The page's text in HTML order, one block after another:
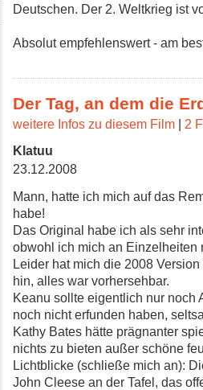
Deutschen. Der 2. Weltkrieg ist
Absolut empfehlenswert - am
Der Tag, an dem die
weitere Infos zu diesem Film | 2
Klatuu
23.12.2008
Mann, hatte ich mich auf das
habe!
Das Original habe ich als sehr
obwohl ich mich an Einzelheiten
Leider hat mich die 2008
hin, alles war vorhersehbar.
Keanu sollte eigentlich nur noch
noch nicht erfunden haben,
Kathy Bates hätte prägnanter
nichts zu bieten außer schöne
Lichtblicke (schließe mich an):
John Cleese an der Tafel, das